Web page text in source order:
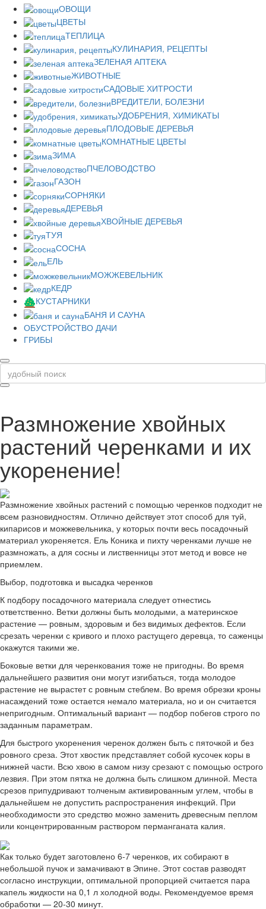
ОВОЩИ
ЦВЕТЫ
ТЕПЛИЦА
КУЛИНАРИЯ, РЕЦЕПТЫ
ЗЕЛЕНАЯ АПТЕКА
ЖИВОТНЫЕ
САДОВЫЕ ХИТРОСТИ
ВРЕДИТЕЛИ, БОЛЕЗНИ
УДОБРЕНИЯ, ХИМИКАТЫ
ПЛОДОВЫЕ ДЕРЕВЬЯ
КОМНАТНЫЕ ЦВЕТЫ
ЗИМА
ПЧЕЛОВОДСТВО
ГАЗОН
СОРНЯКИ
ДЕРЕВЬЯ
ХВОЙНЫЕ ДЕРЕВЬЯ
ТУЯ
СОСНА
ЕЛЬ
МОЖЖЕВЕЛЬНИК
КЕДР
КУСТАРНИКИ
БАНЯ И САУНА
ОБУСТРОЙСТВО ДАЧИ
ГРИБЫ
Размножение хвойных
растений черенками и их
укоренение!
Размножение хвойных растений с помощью черенков подходит не
всем разновидностям. Отлично действует этот способ для туй,
кипарисов и можжевельника, у которых почти весь посадочный
материал укореняется. Ель Коника и пихту черенками лучше не
размножать, а для сосны и лиственницы этот метод и вовсе не
приемлем.
Выбор, подготовка и высадка черенков
К подбору посадочного материала следует отнестись
ответственно. Ветки должны быть молодыми, а материнское
растение — ровным, здоровым и без видимых дефектов. Если
срезать черенки с кривого и плохо растущего деревца, то саженцы
окажутся такими же.
Боковые ветки для черенкования тоже не пригодны. Во время
дальнейшего развития они могут изгибаться, тогда молодое
растение не вырастет с ровным стеблем. Во время обрезки кроны
насаждений тоже остается немало материала, но и он считается
непригодным. Оптимальный вариант — подбор побегов строго по
заданным параметрам.
Для быстрого укоренения черенок должен быть с пяточкой и без
ровного среза. Этот хвостик представляет собой кусочек коры в
нижней части. Всю хвою в самом низу срезают с помощью острого
лезвия. При этом пятка не должна быть слишком длинной. Места
срезов припудривают толченым активированным углем, чтобы в
дальнейшем не допустить распространения инфекций. При
необходимости это средство можно заменить древесным пеплом
или концентрированным раствором перманганата калия.
Как только будет заготовлено 6-7 черенков, их собирают в
небольшой пучок и замачивают в Эпине. Этот состав разводят
согласно инструкции, оптимальной пропорцией считается пара
капель жидкости на 0,1 л холодной воды. Рекомендуемое время
обработки — 20-30 минут.